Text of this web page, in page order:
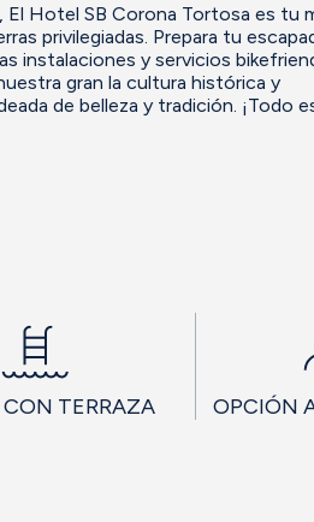
El Hotel SB Corona Tortosa es tu
privilegiadas. Prepara tu
instalaciones y servicios
gran la cultura histórica y
de belleza y tradición. ¡Todo
TERRAZA OPCIÓN